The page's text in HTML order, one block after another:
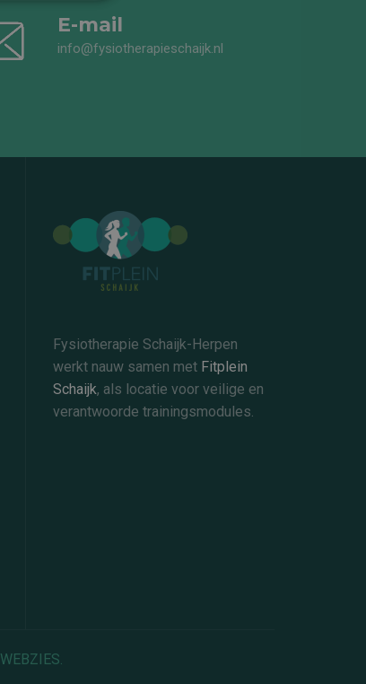
E-mail
info@fysiotherapieschaijk.nl
Fysiotherapie Schaijk-Herpen
werkt nauw samen met Fitplein
Schaijk, als locatie voor veilige en
verantwoorde trainingsmodules.
WEBZIES.